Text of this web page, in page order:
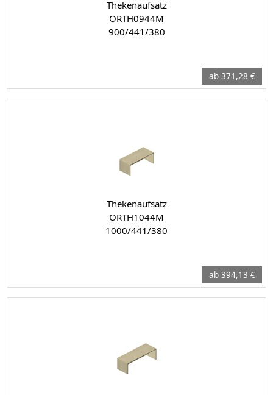
Thekenaufsatz
ORTH0944M
900/441/380
ab 371,28 €
Thekenaufsatz
ORTH1044M
1000/441/380
ab 394,13 €